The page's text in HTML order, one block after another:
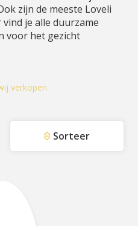
zijn de meeste Loveli
je alle duurzame
voor het gezicht
verkopen
Sorteer